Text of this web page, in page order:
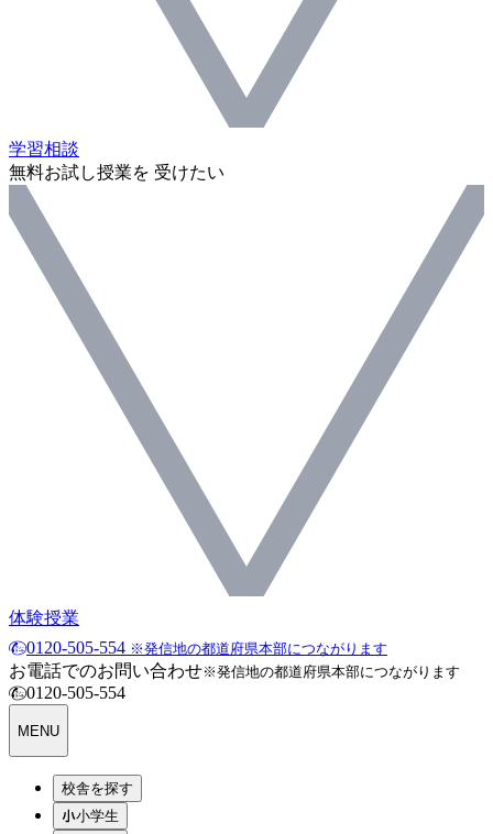
学習相談
無料お試し授業を 受けたい
体験授業
0120-505-554 ※発信地の都道府県本部につながります
お電話でのお問い合わせ※発信地の都道府県本部につながります
0120-505-554
MENU
校舎を探す
小学生